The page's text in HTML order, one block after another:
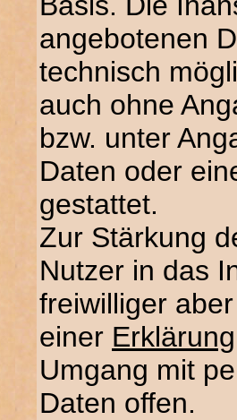
angebotenen
technisch
auch ohne
bzw. unter
Daten oder
gestattet.
Zur Stärkung
Nutzer in das
freiwilliger
einer Erklärung
Umgang mit
Daten offen.